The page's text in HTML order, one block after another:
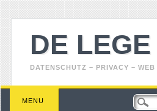
DE
DATENSCHUTZ – PRIVACY – WEB
Main menu
Skip
MENU